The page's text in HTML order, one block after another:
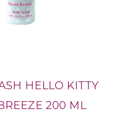
HELLO KITTY
200 ML